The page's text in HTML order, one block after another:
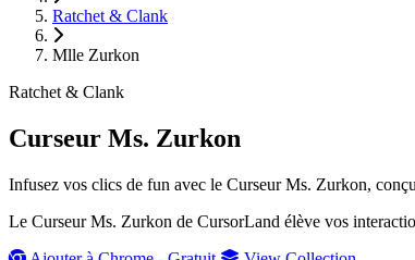
Ratchet & Clank
Mlle Zurkon
Ratchet & Clank
Curseur Ms. Zurkon
Infusez vos clics de fun avec le Curseur Ms. Zurkon,
Le Curseur Ms. Zurkon de CursorLand élève vos